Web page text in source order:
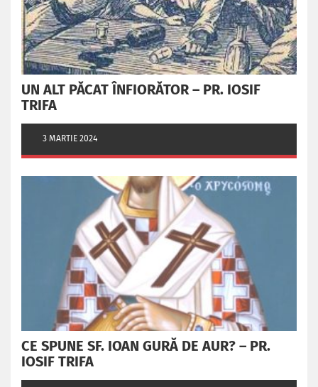
UN ALT PĂCAT ÎNFIORĂTOR – PR. IOSIF
TRIFA
3 MARTIE 2024
CE SPUNE SF. IOAN GURĂ DE AUR? – PR.
IOSIF TRIFA